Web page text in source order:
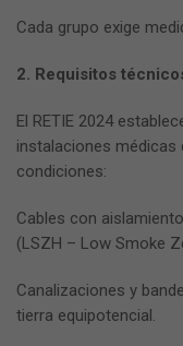
Cada grupo exige
2. Requisitos
El RETIE 2024
instalaciones médicas
condiciones:
Cables con
(LSZH – Low Smoke
Canalizaciones y
tierra equipotencial.